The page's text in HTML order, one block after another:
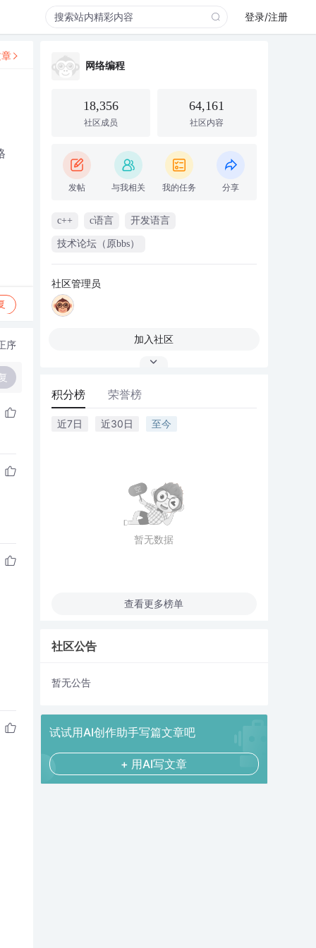
登录/注册
序
网络编程
18,356
社区成员
64,161
社区内容
发帖 与我相关 我的任务 分享
c++ c语言 开发语言
技术论坛（原bbs）
社区管理员
加入社区
积分榜 荣誉榜
近7日 近30日 至今
暂无数据
查看更多榜单
社区公告
暂无公告
试试用AI创作助手写篇文章吧
+ 用AI写文章